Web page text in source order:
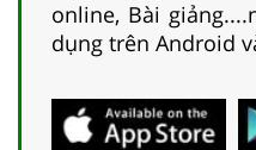
online, Bài
dụng trên Android